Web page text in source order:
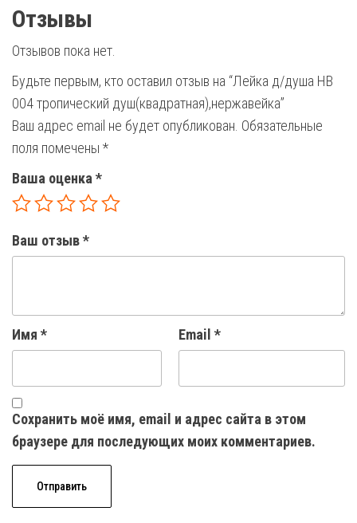
Отзывы
Отзывов пока нет.
Будьте первым, кто оставил отзыв на “Лейка д/душа HB
004 тропический душ(квадратная),нержавейка”
Ваш адрес email не будет опубликован. Обязательные
поля помечены *
Ваша оценка *
Ваш отзыв*
Имя * Email *
Сохранить моё имя, email и адрес сайта в этом
браузере для последующих моих комментариев.